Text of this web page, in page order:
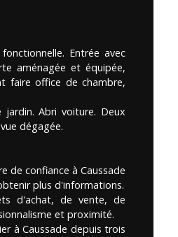
Entrée avec
aménagée et équipée,
faire office de chambre,
Abri voiture. Deux
dégagée.
de confiance à Caussade
plus d'informations.
d'achat, de vente, de
et proximité.
à Caussade depuis trois